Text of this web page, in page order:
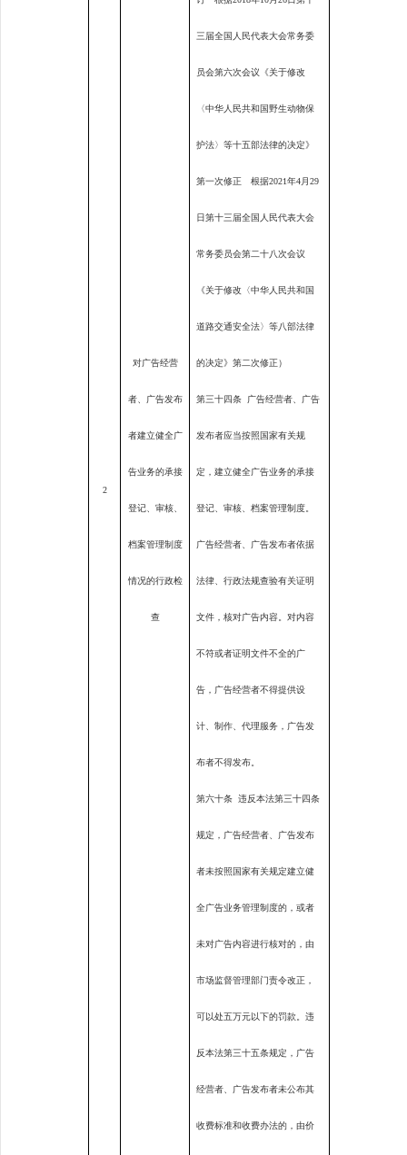
2
对广告经营
者、广告发布
者建立健全广
告业务的承接
登记、审核、
档案管理制度
情况的行政检
查
三届全国人民代表大会常务委
员会第六次会议《关于修改
〈中华人民共和国野生动物保
护法〉等十五部法律的决定》
第一次修正 根据2021年4月29
日第十三届全国人民代表大会
常务委员会第二十八次会议
《关于修改〈中华人民共和国
道路交通安全法〉等八部法律
的决定》第二次修正）
第三十四条 广告经营者、广告
发布者应当按照国家有关规
定，建立健全广告业务的承接
登记、审核、档案管理制度。
广告经营者、广告发布者依据
法律、行政法规查验有关证明
文件，核对广告内容。对内容
不符或者证明文件不全的广
告，广告经营者不得提供设
计、制作、代理服务，广告发
布者不得发布。
第六十条 违反本法第三十四条
规定，广告经营者、广告发布
者未按照国家有关规定建立健
全广告业务管理制度的，或者
未对广告内容进行核对的，由
市场监督管理部门责令改正，
可以处五万元以下的罚款。违
反本法第三十五条规定，广告
经营者、广告发布者未公布其
收费标准和收费办法的，由价